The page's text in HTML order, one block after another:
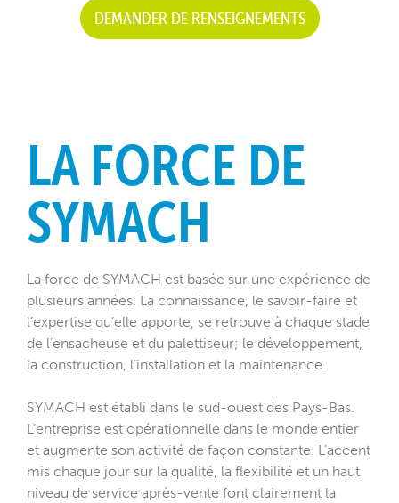
DEMANDER DE RENSEIGNEMENTS
LA FORCE DE
SYMACH
La force de SYMACH est basée sur une expérience de
plusieurs années. La connaissance, le savoir-faire et
l’expertise qu’elle apporte, se retrouve à chaque stade
de l'ensacheuse et du palettiseur; le développement,
la construction, l’installation et la maintenance.
SYMACH est établi dans le sud-ouest des Pays-Bas.
L’entreprise est opérationnelle dans le monde entier
et augmente son activité de façon constante. L'accent
mis chaque jour sur la qualité, la flexibilité et un haut
niveau de service après-vente font clairement la